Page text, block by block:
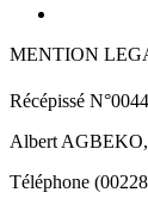
MENTION
Récépissé
Albert AGBEKO,
Téléphone